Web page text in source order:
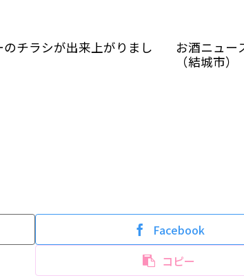
チラシが出来上がりまし
お酒ニュー
（結城市）
Facebook
コピー